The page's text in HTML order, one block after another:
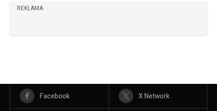
REKLAMA
Facebook X Network